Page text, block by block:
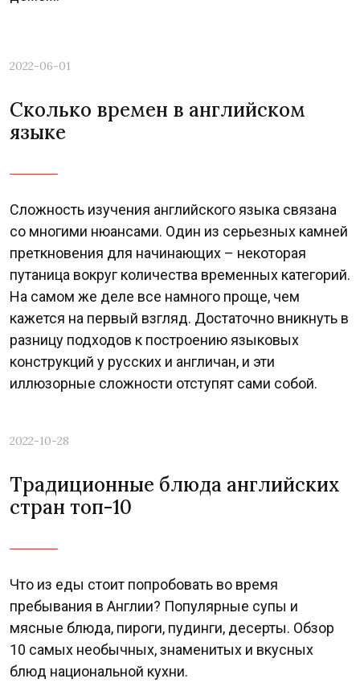
2022-06-01
Сколько времен в английском
языке
Сложность изучения английского языка связана
со многими нюансами. Один из серьезных камней
преткновения для начинающих – некоторая
путаница вокруг количества временных категорий.
На самом же деле все намного проще, чем
кажется на первый взгляд. Достаточно вникнуть в
разницу подходов к построению языковых
конструкций у русских и англичан, и эти
иллюзорные сложности отступят сами собой.
2022-10-28
Традиционные блюда английских
стран топ-10
Что из еды стоит попробовать во время
пребывания в Англии? Популярные супы и
мясные блюда, пироги, пудинги, десерты. Обзор
10 самых необычных, знаменитых и вкусных
блюд национальной кухни.